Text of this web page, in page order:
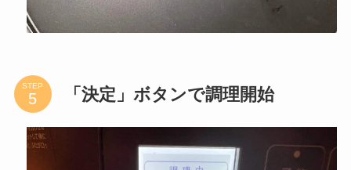
度、全体で約60分で完成します。
次に蓋の上部についてる圧力弁のレバーを回して
「密封」にあわせます。